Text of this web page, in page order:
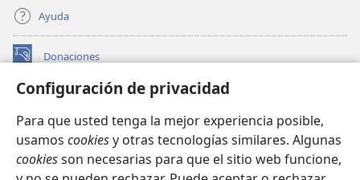
Configuración de privacidad
Para que usted tenga la mejor experiencia posible,
usamos cookiesy otras tecnologías similares. Algunas
cookiesson necesarias para que el sitio web funcione,
Ayuda
Donaciones
(abre
nueva BIBLIOTECA EN LÍNEA Watchtower™
una
nueva
ventana)
JW Hub
(abre
una
nueva JW Library